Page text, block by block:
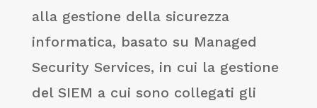
alla gestione della sicurezza
informatica, basato su Managed
Security Services, in cui la gestione
del SIEM a cui sono collegati gli